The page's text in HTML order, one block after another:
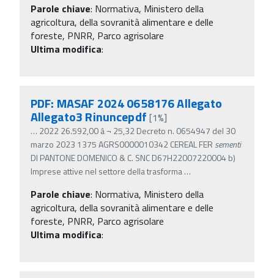
Parole chiave: Normativa, Ministero della
agricoltura, della sovranità alimentare e delle
foreste, PNRR, Parco agrisolare
Ultima modifica:
PDF: MASAF 2024 0658176 Allegato
Allegato3 Rinuncepdf [1%]
… 2022 26.592,00 â‚¬ 25,32 Decreto n. 0654947 del 30
marzo 2023 1375 AGRS0000010342 CEREAL FER sementi
DI PANTONE DOMENICO & C. SNC D67H22007220004 b)
Imprese attive nel settore della trasforma…
Parole chiave: Normativa, Ministero della
agricoltura, della sovranità alimentare e delle
foreste, PNRR, Parco agrisolare
Ultima modifica: